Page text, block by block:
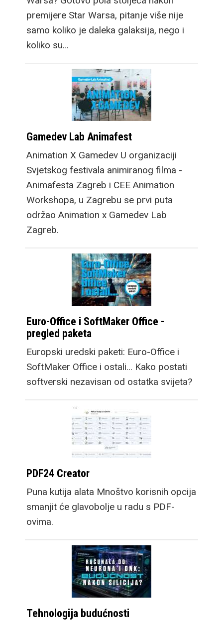
premijere Star Warsa, pitanje više nije
samo koliko je daleka galaksija, nego i
koliko su…
Gamedev Lab Animafest
Animation X Gamedev U organizaciji
Svjetskog festivala animiranog filma -
Animafesta Zagreb i CEE Animation
Workshopa, u Zagrebu se prvi puta
održao Animation x Gamedev Lab
Zagreb.
Euro-Office i SoftMaker Office -
pregled paketa
Europski uredski paketi: Euro-Office i
SoftMaker Office i ostali... Kako postati
softverski nezavisan od ostatka svijeta?
PDF24 Creator
Puna kutija alata Mnoštvo korisnih opcija
smanjit će glavobolje u radu s PDF-
ovima.
Tehnologija budućnosti